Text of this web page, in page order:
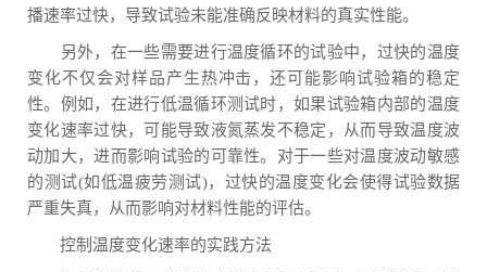
播速率过快，导致试验未能准确反映材料的真实性能。
另外，在一些需要进行温度循环的试验中，过快的温度
变化不仅会对样品产生热冲击，还可能影响试验箱的稳定
性。例如，在进行低温循环测试时，如果试验箱内部的温度
变化速率过快，可能导致液氮蒸发不稳定，从而导致温度波
动加大，进而影响试验的可靠性。对于一些对温度波动敏感
的测试(如低温疲劳测试)，过快的温度变化会使得试验数据
严重失真，从而影响对材料性能的评估。
控制温度变化速率的实践方法